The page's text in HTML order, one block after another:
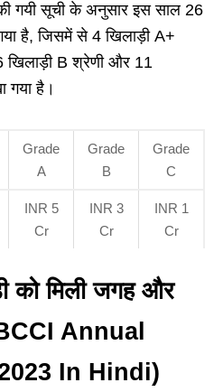
गयी सूची के अनुसार इस साल 26
है, जिसमें से 4 खिलाड़ी A+
खिलाड़ी B श्रेणी और 11
गया है।
Grade
A
Grade
B
Grade
C
INR 5
Cr
INR 3
Cr
INR 1
Cr
को मिली जगह और
Annual
In Hindi)